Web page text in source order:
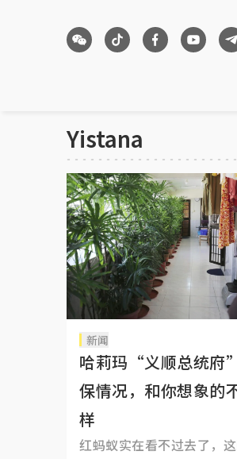
Yistana
新闻
哈莉玛“义顺总统府
保情况，和你想象的
样
红蚂蚁实在看不过去了，